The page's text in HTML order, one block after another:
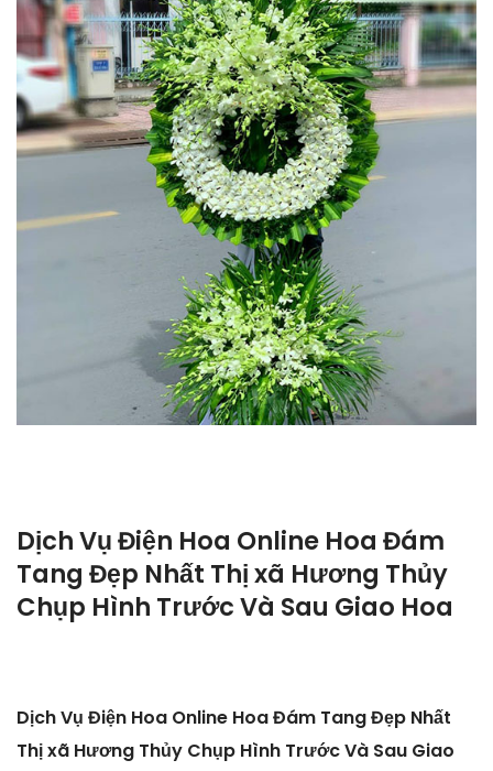
Dịch Vụ Điện Hoa Online Hoa Đám
Tang Đẹp Nhất Thị xã Hương Thủy
Chụp Hình Trước Và Sau Giao Hoa
Dịch Vụ Điện Hoa Online Hoa Đám Tang Đẹp Nhất
Thị xã Hương Thủy Chụp Hình Trước Và Sau Giao